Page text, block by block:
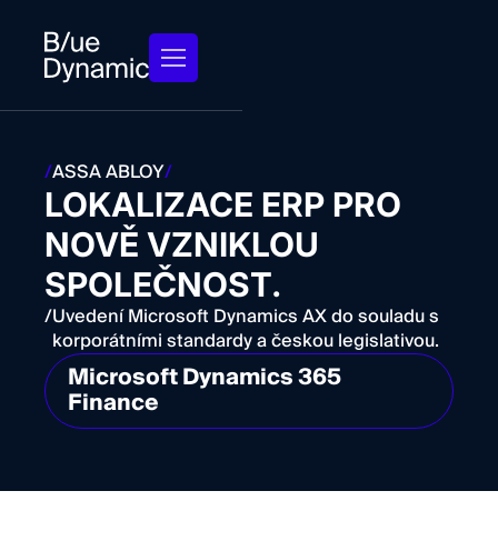
/ASSA ABLOY/
LOKALIZACE ERP PRO
NOVĚ VZNIKLOU
SPOLEČNOST.
/Uvedení Microsoft Dynamics AX do souladu s
korporátními standardy a českou legislativou.
Microsoft Dynamics 365
Finance